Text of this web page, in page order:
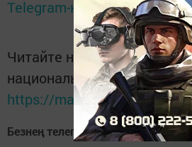
Telegram-каналеТатмедиа
Читайте новости
национальном
https://max.ru/tatmedia
Безнең телеграм каналга